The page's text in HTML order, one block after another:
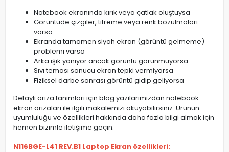
Notebook ekranında kırık veya çatlak oluştuysa
Görüntüde çizgiler, titreme veya renk bozulmaları
varsa
Ekranda tamamen siyah ekran (görüntü gelmeme)
problemi varsa
Arka ışık yanıyor ancak görüntü görünmüyorsa
Sıvı teması sonucu ekran tepki vermiyorsa
Fiziksel darbe sonrası görüntü gidip geliyorsa
Detaylı arıza tanımları için blog yazılarımızdan notebook
ekran arızaları ile ilgili makalemizi okuyabilirsiniz. Ürünün
uyumluluğu ve özellikleri hakkında daha fazla bilgi almak için
hemen bizimle iletişime geçin.
N116BGE-L41 REV.B1 Laptop Ekran özellikleri: